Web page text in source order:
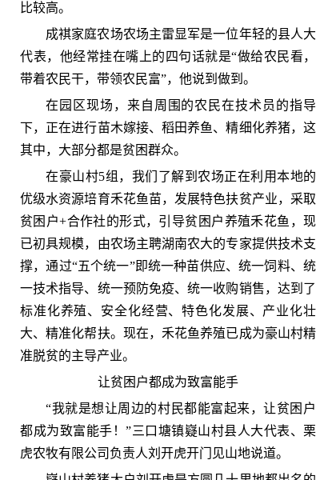
比较高。
成褀家庭农场农场主雷显军是一位年轻的县人大
代表，他经常挂在嘴上的四句话就是“做给农民看，
带着农民干，带领农民富”，他说到做到。
在园区现场，来自周围的农民在技术员的指导
下，正在进行苗木嫁接、稻田养鱼、精细化养猪，这
其中，大部分都是贫困群众。
在豪山村5组，我们了解到农场正在利用本地的
优级水资源培育禾花鱼苗，发展特色扶贫产业，采取
贫困户+合作社的形式，引导贫困户养殖禾花鱼，现
已初具规模，由农场主聘湖南农大的专家提供技术支
撑，通过“五个统一”即统一种苗供应、统一饲料、统
一技术指导、统一预防免疫、统一收购销售，达到了
标准化养殖、安全化经营、特色化发展、产业化壮
大、精准化帮扶。现在，禾花鱼养殖已成为豪山村精
准脱贫的主导产业。
让贫困户都成为致富能手
“我就是想让周边的村民都能富起来，让贫困户
都成为致富能手！”三口塘镇嶷山村县人大代表、栗
虎农牧有限公司负责人刘开虎开门见山地说道。